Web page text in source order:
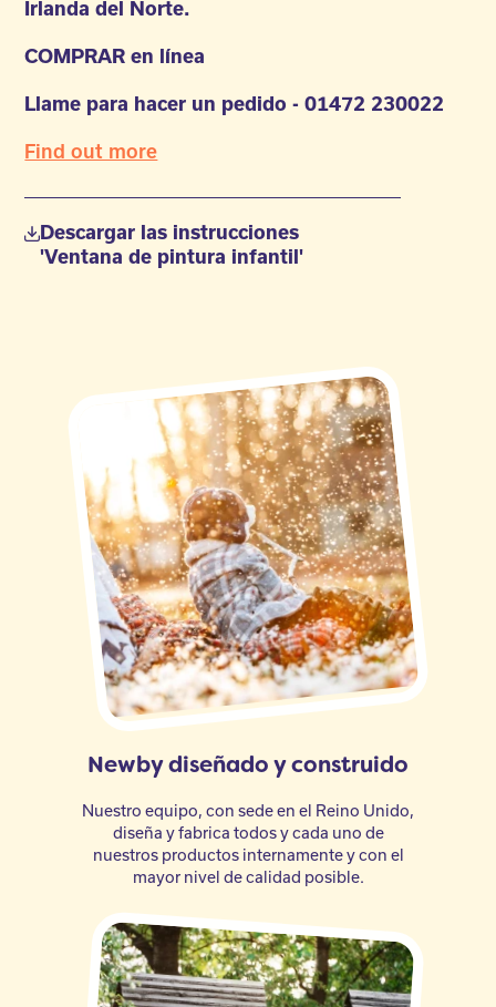
Irlanda del Norte.
COMPRAR en línea
Llame para hacer un pedido - 01472 230022
Find out more
Descargar las instrucciones
'Ventana de pintura infantil'
Newby diseñado y construido
Nuestro equipo, con sede en el Reino Unido,
diseña y fabrica todos y cada uno de
nuestros productos internamente y con el
mayor nivel de calidad posible.